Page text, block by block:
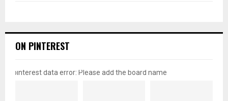
ON PINTEREST
pinterest data error: Please add the board name